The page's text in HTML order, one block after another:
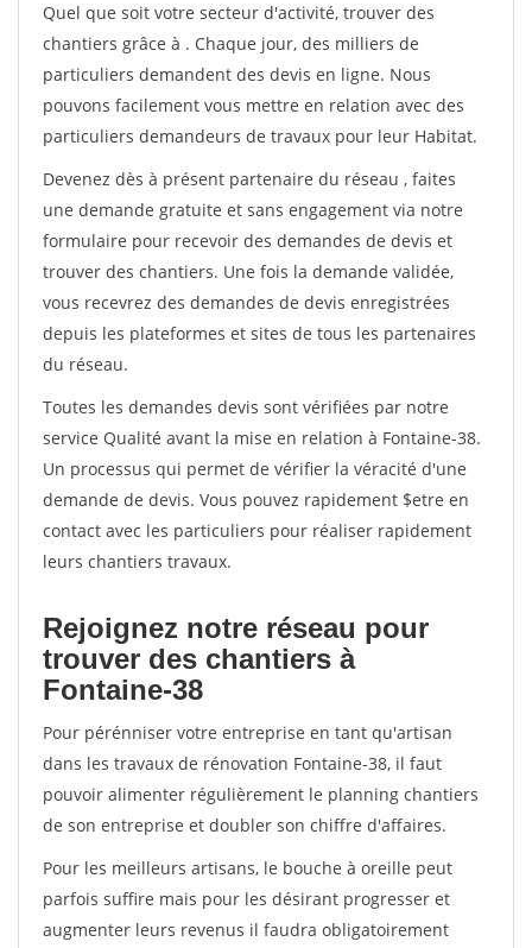
Quel que soit votre secteur d'activité, trouver des
chantiers grâce à . Chaque jour, des milliers de
particuliers demandent des devis en ligne. Nous
pouvons facilement vous mettre en relation avec des
particuliers demandeurs de travaux pour leur Habitat.
Devenez dès à présent partenaire du réseau , faites
une demande gratuite et sans engagement via notre
formulaire pour recevoir des demandes de devis et
trouver des chantiers. Une fois la demande validée,
vous recevrez des demandes de devis enregistrées
depuis les plateformes et sites de tous les partenaires
du réseau.
Toutes les demandes devis sont vérifiées par notre
service Qualité avant la mise en relation à Fontaine-38.
Un processus qui permet de vérifier la véracité d'une
demande de devis. Vous pouvez rapidement $etre en
contact avec les particuliers pour réaliser rapidement
leurs chantiers travaux.
Rejoignez notre réseau pour
trouver des chantiers à
Fontaine-38
Pour pérénniser votre entreprise en tant qu'artisan
dans les travaux de rénovation Fontaine-38, il faut
pouvoir alimenter régulièrement le planning chantiers
de son entreprise et doubler son chiffre d'affaires.
Pour les meilleurs artisans, le bouche à oreille peut
parfois suffire mais pour les désirant progresser et
augmenter leurs revenus il faudra obligatoirement